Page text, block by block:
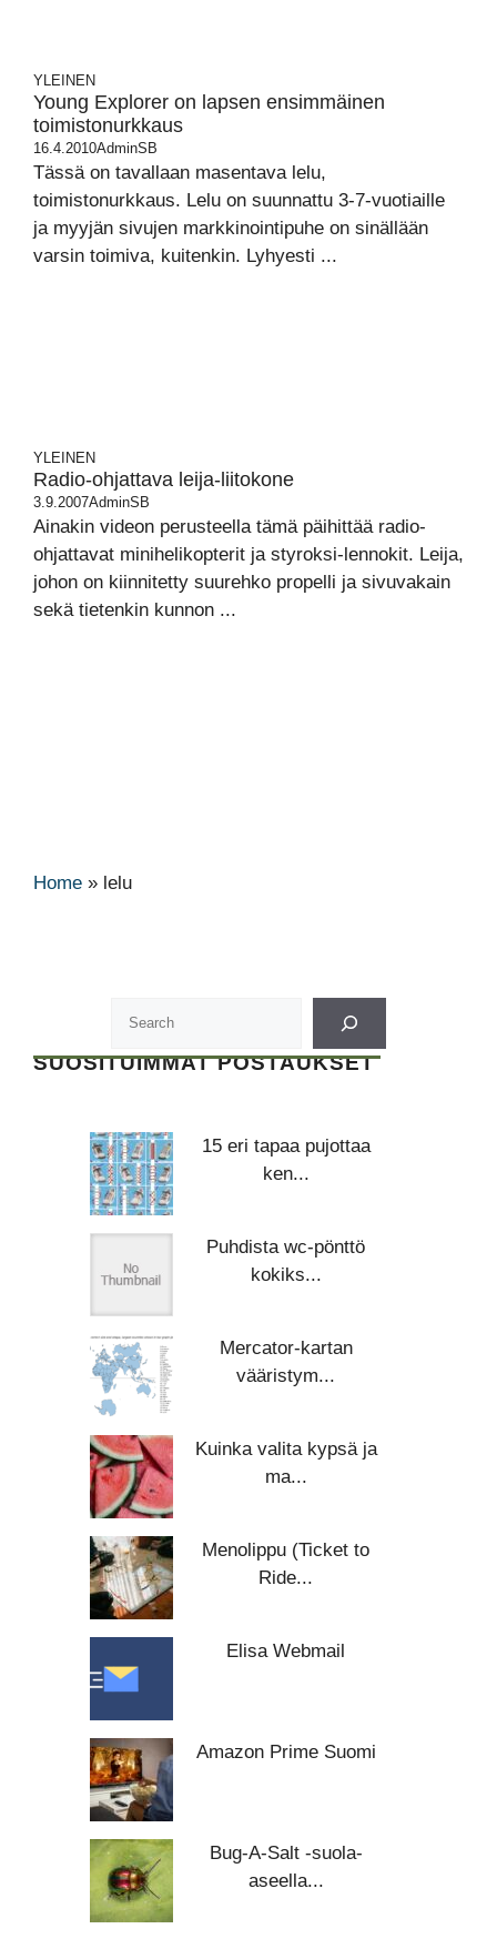
YLEINEN
Young Explorer on lapsen ensimmäinen
toimistonurkkaus
16.4.2010AdminSB
Tässä on tavallaan masentava lelu,
toimistonurkkaus. Lelu on suunnattu 3-7-vuotiaille
ja myyjän sivujen markkinointipuhe on sinällään
varsin toimiva, kuitenkin. Lyhyesti ...
YLEINEN
Radio-ohjattava leija-liitokone
3.9.2007AdminSB
Ainakin videon perusteella tämä päihittää radio-
ohjattavat minihelikopterit ja styroksi-lennokit. Leija,
johon on kiinnitetty suurehko propelli ja sivuvakain
sekä tietenkin kunnon ...
Home » lelu
SUOSITUIMMAT POSTAUKSET
15 eri tapaa pujottaa
ken...
Puhdista wc-pönttö
kokiks...
Mercator-kartan
vääristym...
Kuinka valita kypsä ja
ma...
Menolippu (Ticket to
Ride...
Elisa Webmail
Amazon Prime Suomi
Bug-A-Salt -suola-
aseella...